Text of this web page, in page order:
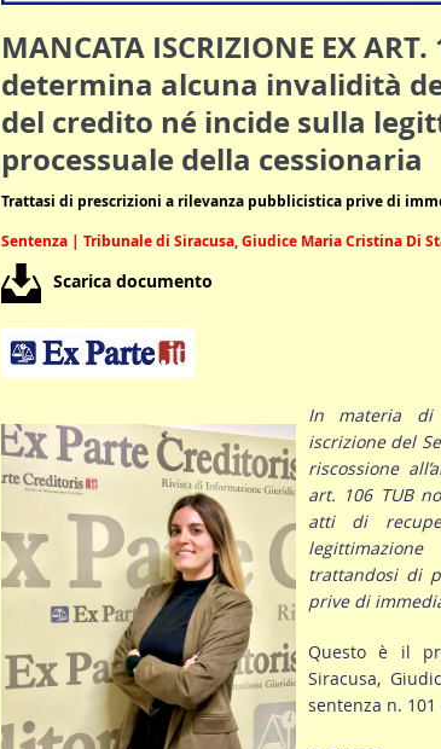
MANCATA ISCRIZIONE EX
determina alcuna invalidità
del credito né incide sulla
processuale della cessionaria
Trattasi di prescrizioni a rilevanza pubblicistica prive di
Sentenza | Tribunale di Siracusa, Giudice Maria Cristina Di
Scarica documento
In materia di
iscrizione del
riscossione
art. 106 TUB
atti di
trattandosi di
prive di
Questo è il
Siracusa,
sentenza n.